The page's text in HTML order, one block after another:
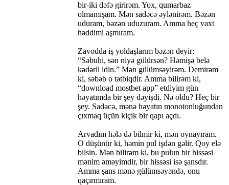
bir-iki dəfə girirəm. Yox, qumarbaz
olmamışam. Mən sadəcə əylənirəm. Bəzən
uduram, bəzən uduzuram. Amma heç vaxt
həddimi aşmıram.
Zavodda iş yoldaşlarım bəzən deyir:
“Səbuhi, sən niyə gülürsən? Həmişə belə
kədərli idin.” Mən gülümsəyirəm. Demirəm
ki, səbəb o tətbiqdir. Amma bilirəm ki,
“download mostbet app” etdiyim gün
həyatımda bir şey dəyişdi. Nə oldu? Heç bir
şey. Sadəcə, mənə həyatın monotonluğundan
çıxmaq üçün kiçik bir qapı açdı.
Arvadım hələ də bilmir ki, mən oynayıram.
O düşünür ki, həmin pul işdən gəlir. Qoy elə
bilsin. Mən bilirəm ki, bu pulun bir hissəsi
mənim əməyimdir, bir hissəsi isə şansdır.
Amma şans mənə gülümsəyəndə, onu
qaçırmıram.